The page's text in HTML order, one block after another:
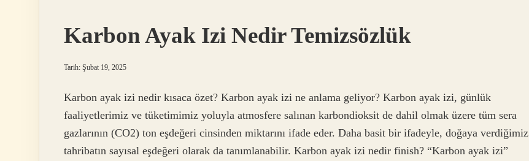
Karbon Ayak Izi Nedir Temizsözlük
Tarih: Şubat 19, 2025
Karbon ayak izi nedir kısaca özet? Karbon ayak izi ne anlama geliyor? Karbon ayak izi, günlük
faaliyetlerimiz ve tüketimimiz yoluyla atmosfere salınan karbondioksit de dahil olmak üzere tüm sera
gazlarının (CO2) ton eşdeğeri cinsinden miktarını ifade eder. Daha basit bir ifadeyle, doğaya verdiğimiz
tahribatın sayısal eşdeğeri olarak da tanımlanabilir. Karbon ayak izi nedir finish? “Karbon ayak izi”